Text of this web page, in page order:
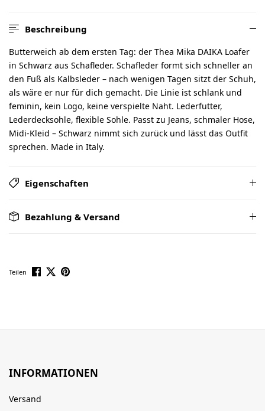
Beschreibung
Butterweich ab dem ersten Tag: der Thea Mika DAIKA Loafer
in Schwarz aus Schafleder. Schafleder formt sich schneller an
den Fuß als Kalbsleder – nach wenigen Tagen sitzt der Schuh,
als wäre er nur für dich gemacht. Die Linie ist schlank und
feminin, kein Logo, keine verspielte Naht. Lederfutter,
Lederdecksohle, flexible Sohle. Passt zu Jeans, schmaler Hose,
Midi-Kleid – Schwarz nimmt sich zurück und lässt das Outfit
sprechen. Made in Italy.
Eigenschaften
Bezahlung & Versand
Teilen
INFORMATIONEN
Versand